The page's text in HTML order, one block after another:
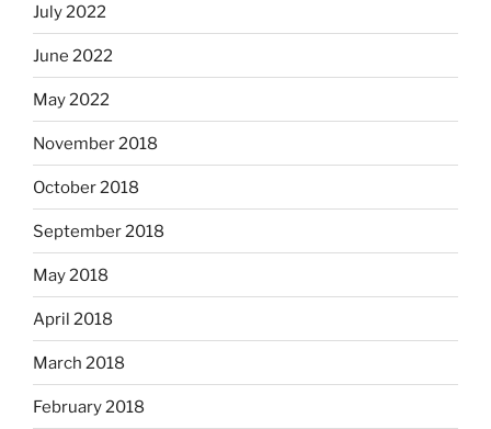
July 2022
June 2022
May 2022
November 2018
October 2018
September 2018
May 2018
April 2018
March 2018
February 2018